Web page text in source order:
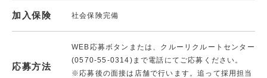
加入保険 社会保険完備
応募方法
WEB応募ボタンまたは、クルーリクルートセンター
(0570-55-0314)まで電話にてご応募ください。
※応募後の面接は店舗で行います。追って採用担当